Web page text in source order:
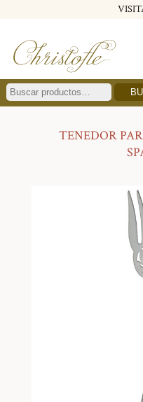
TENEDOR